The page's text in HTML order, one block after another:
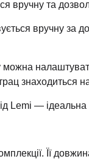
вручну та
вручну за
знаходиться
Lemi — ідеальна
Її